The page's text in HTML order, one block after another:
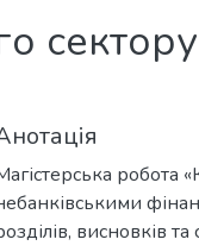
робота
висновків